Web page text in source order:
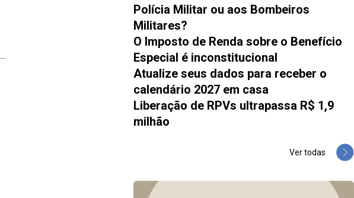
Polícia Militar ou aos Bombeiros
Militares?
O Imposto de Renda sobre o Benefício
Especial é inconstitucional
Atualize seus dados para receber o
calendário 2027 em casa
Liberação de RPVs ultrapassa R$ 1,9
milhão
Ver todas